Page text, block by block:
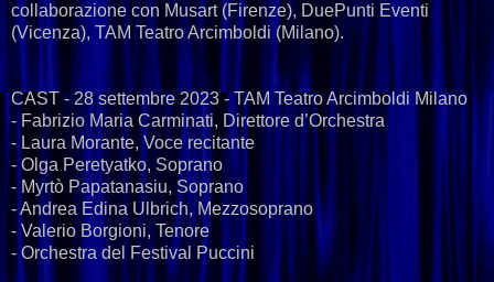
collaborazione con Musart (Firenze), DuePunti Eventi
(Vicenza), TAM Teatro Arcimboldi (Milano).
CAST - 28 settembre 2023 - TAM Teatro Arcimboldi Milano
- Fabrizio Maria Carminati, Direttore d’Orchestra
- Laura Morante, Voce recitante
- Olga Peretyatko, Soprano
- Myrtò Papatanasiu, Soprano
- Andrea Edina Ulbrich, Mezzosoprano
- Valerio Borgioni, Tenore
- Orchestra del Festival Puccini